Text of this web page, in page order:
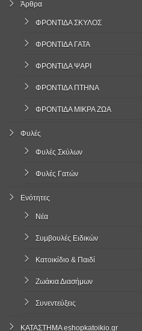
Άρθρα
ΦΡΟΝΤΙΔΑ ΣΚΥΛΟΣ
ΦΡΟΝΤΙΔΑ ΓΑΤΑ
ΦΡΟΝΤΙΔΑ ΨΑΡΙ
ΦΡΟΝΤΙΔΑ ΠΤΗΝΑ
ΦΡΟΝΤΙΔΑ ΜΙΚΡΑ ΖΩΑ
Φυλές
Φυλές Σκύλων
Φυλές Γατών
Ενότητες
Νέα
Συμβουλές Ειδικών
Κατοικίδιο & Παιδί
Ζωάκια Διασήμων
Συνεντεύξεις
ΚΑΤΑΣΤΗΜΑ eshopkatoikio.gr